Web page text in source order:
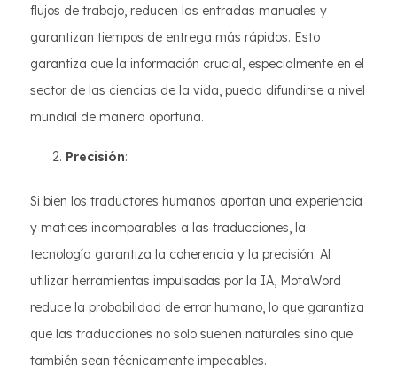
flujos de trabajo, reducen las entradas manuales y
garantizan tiempos de entrega más rápidos. Esto
garantiza que la información crucial, especialmente en el
sector de las ciencias de la vida, pueda difundirse a nivel
mundial de manera oportuna.
Precisión:
Si bien los traductores humanos aportan una experiencia
y matices incomparables a las traducciones, la
tecnología garantiza la coherencia y la precisión. Al
utilizar herramientas impulsadas por la IA, MotaWord
reduce la probabilidad de error humano, lo que garantiza
que las traducciones no solo suenen naturales sino que
también sean técnicamente impecables.